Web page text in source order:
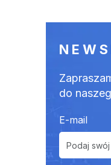
do
E-mail